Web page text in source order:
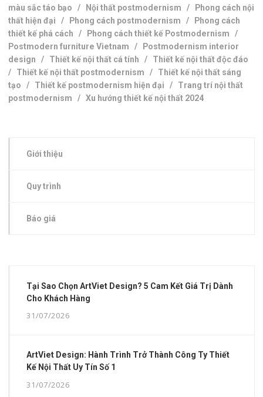
màu sắc táo bạo / Nội thất postmodernism /
Phong cách nội
thất hiện đại / Phong cách postmodernism /
Phong cách
thiết kế phá cách / Phong cách thiết kế Postmodernism /
Postmodern furniture Vietnam /
Postmodernism interior
design / Thiết kế nội thất cá tính / Thiết kế nội thất độc đáo
/ Thiết kế nội thất postmodernism / Thiết kế nội thất sáng
tạo / Thiết kế postmodernism hiện đại / Trang trí nội thất
postmodernism /Xu hướng thiết kế nội thất 2024
Giới thiệu
Quy trình
Báo giá
Tại Sao Chọn ArtViet Design? 5 Cam Kết Giá Trị Dành
Cho Khách Hàng
31/07/2026
ArtViet Design: Hành Trình Trở Thành Công Ty Thiết
Kế Nội Thất Uy Tín Số 1
31/07/2026